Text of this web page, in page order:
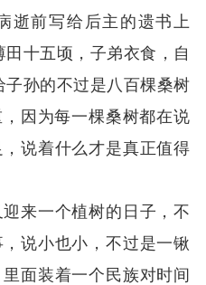
逝前写给后主的遗书上
十五顷，子弟衣食，自
子孙的不过是八百棵桑树
因为每一棵桑树都在说
说着什么才是真正值得
来一个植树的日子，不
说小也小，不过是一锹
面装着一个民族对时间